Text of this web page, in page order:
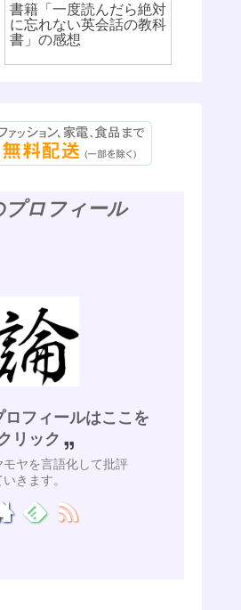
書籍「一度読んだら絶対
に忘れない英会話の教科
書」の感想
プロフィール
ロフィールはここを
リック
ヤを言語化して批評
きます。